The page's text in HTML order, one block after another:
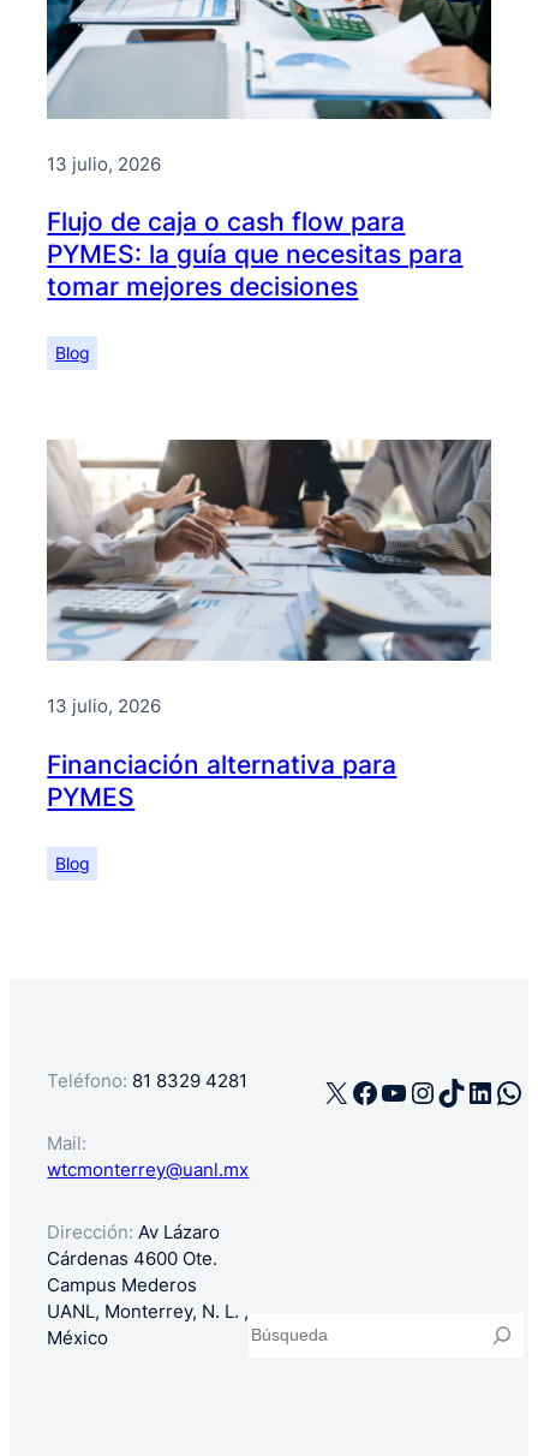
13 julio, 2026
Flujo de caja o cash flow para
PYMES: la guía que necesitas para
tomar mejores decisiones
Blog
13 julio, 2026
Financiación alternativa para
PYMES
Blog
Teléfono: 81 8329 4281
Mail:
wtcmonterrey@uanl.mx
Dirección: Av Lázaro
Cárdenas 4600 Ote.
Campus Mederos
UANL, Monterrey, N. L. ,
México
X Facebook
YouTube
TikTok